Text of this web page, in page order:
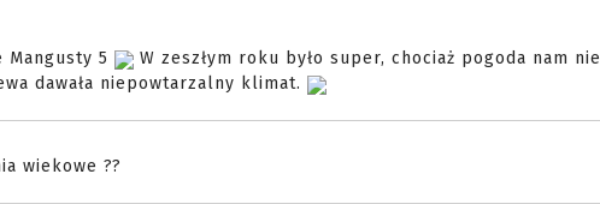
Mangusty 5
W zeszłym roku było super, chociaż pogoda nam nie
dawała niepowtarzalny klimat.
wiekowe ??